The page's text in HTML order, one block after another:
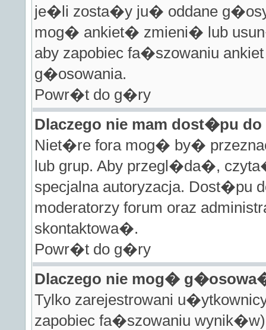
je�li zosta�y ju� oddane g�osy
mog� ankiet� zmieni� lub
aby zapobiec fa�szowaniu
g�osowania.
Powr�t do g�ry
Dlaczego nie mam dost�pu
Niet�re fora mog� by�
lub grup. Aby przegl�da�,
specjalna autoryzacja. Dost�pu
moderatorzy forum oraz
skontaktowa�.
Powr�t do g�ry
Dlaczego nie mog�
Tylko zarejestrowani
zapobiec fa�szowaniu